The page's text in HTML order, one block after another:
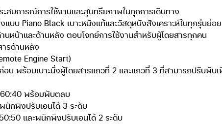
บการณ์การใช้งานและสุนทรียภาพในทุกการเดินทาง
บบ Piano Black เบาะหนังแท้และวัสดุหนังสังเคราะห์ในทุกรุ่นย่
หน้าและด้านหลัง ตอบโจทย์การใช้งานสำหรับผู้โดยสารทุกคน
รด้านหลัง
Engine Start)
น พร้อมเบาะนั่งผู้โดยสารแถวที่ 2 และแถวที่ 3 ที่สามารถปรับพับ
60:40 พร้อมพับตลบ
นักพิงปรับเอนได้ 3 ระดับ
และพนักพิงปรับเอนได้ 2 ระดับ